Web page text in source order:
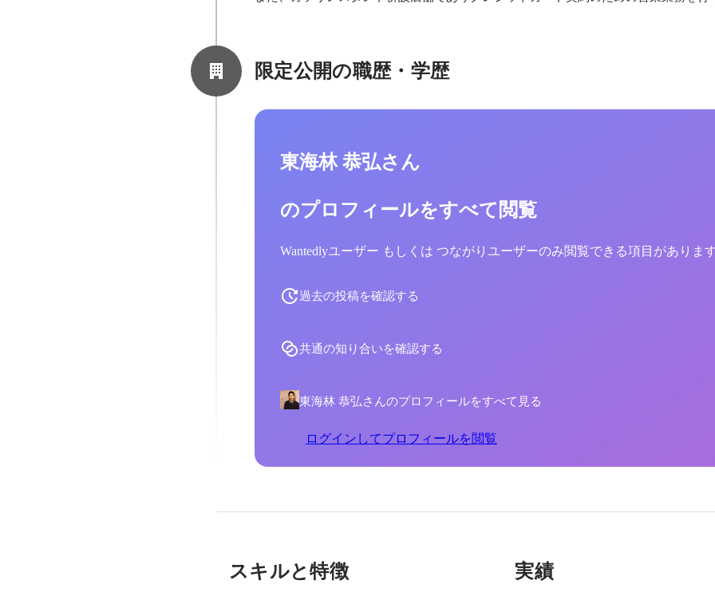
限定公開の職歴・学歴
東海林 恭弘さん
のプロフィールをすべて閲覧
Wantedlyユーザー もしくは つながりユーザーのみ閲覧できる項目がありま
過去の投稿を確認する
共通の知り合いを確認する
東海林 恭弘さんのプロフィールをすべて見る
ログインしてプロフィールを閲覧
スキルと特徴 実績